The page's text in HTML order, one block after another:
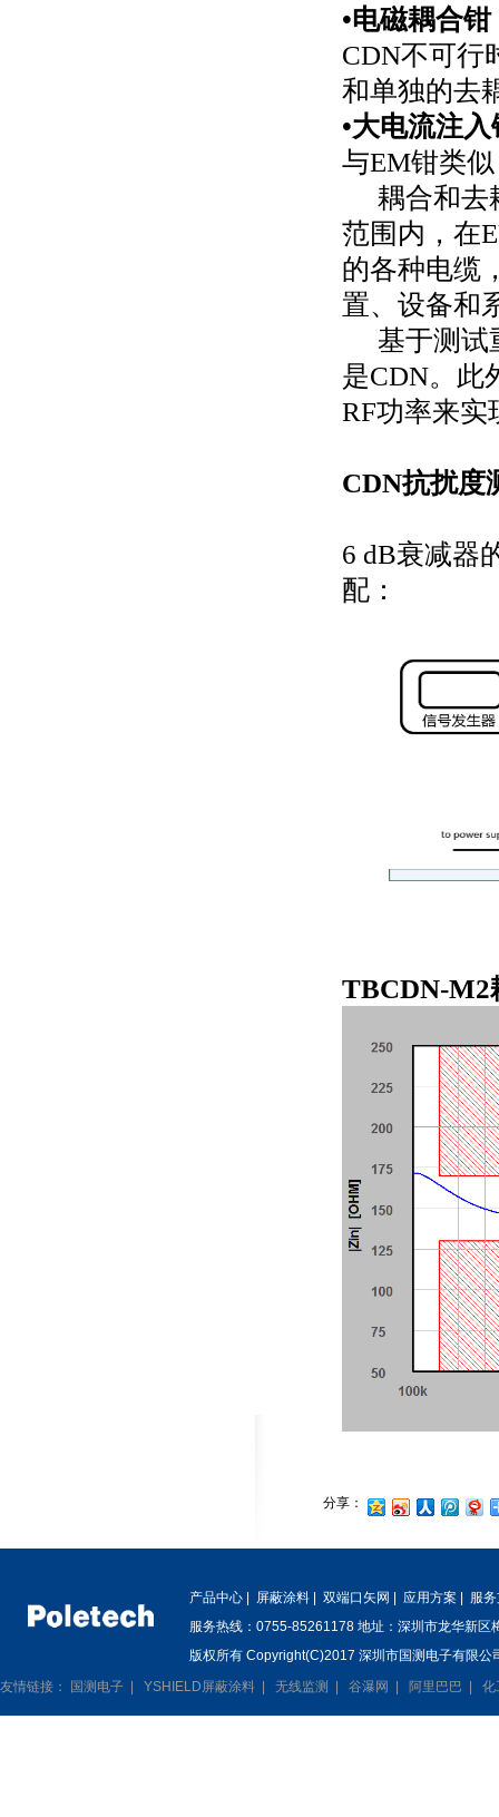
•电磁耦合钳
CDN不可行
和单独的去
•大电流注入
与EM钳类
耦合和去
范围内，在
的各种电缆
置、设备和
基于测试
是CDN。此
RF功率来实
CDN抗扰度
6 dB衰减器
配：
TBCDN-M2
分享：
产品中心 屏蔽涂料 双端口矢网 应用方案
服
服务热线：0755-85261178 地址：深圳市龙华新区
版权所有 Copyright(C)2017 深圳市国测电子有限公
友情链接：
国测电子 YSHIELD屏蔽涂料 无线监测 谷瀑网 阿里巴巴 化